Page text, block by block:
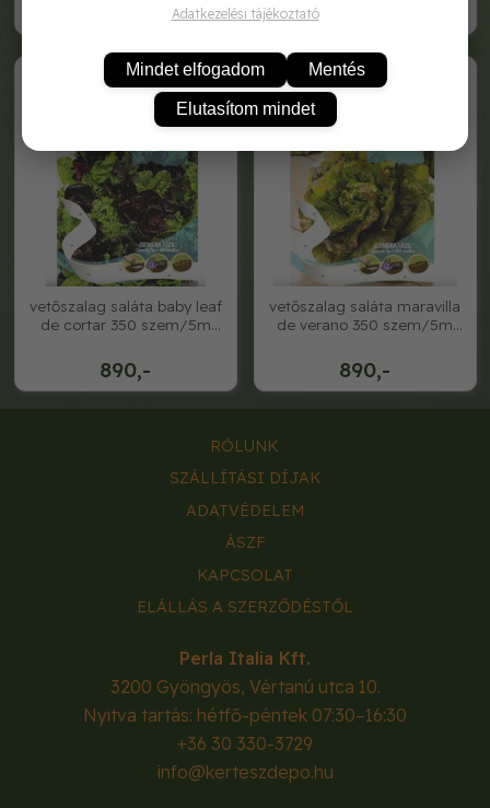
SHCP2575
890,-
vetőszalag saláta baby leaf
de cortar 350 szem/5m
890,-
vetőszalag saláta maravilla
de verano 350 szem/5m
RÓLUNK
SZÁLLÍTÁSI DÍJAK
ADATVÉDELEM
ÁSZF
KAPCSOLAT
ELÁLLÁS A SZERZŐDÉSTŐL
Perla Italia Kft.
3200 Gyöngyös, Vértanú utca 10.
Nyitva tartás: hétfő-péntek 07:30–16:30
+36 30 330-3729
info@kerteszdepo.hu
Adatkezelési tájékoztató
Mindet elfogadom Mentés
Elutasítom mindet